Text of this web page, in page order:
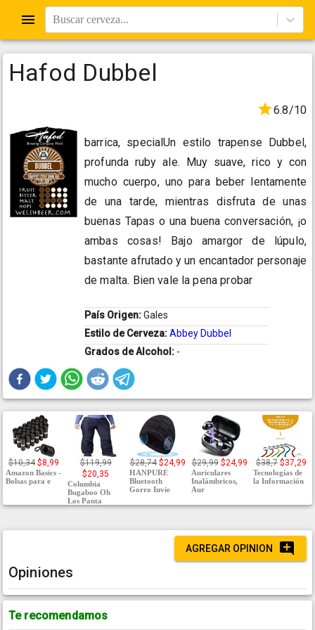
Buscar cerveza...
Hafod Dubbel
6.8/10
barrica, specialUn estilo trapense Dubbel,
profunda ruby ale. Muy suave, rico y con
mucho cuerpo, uno para beber lentamente
de una tarde, mientras disfruta de unas
buenas Tapas o una buena conversación, ¡o
ambas cosas! Bajo amargor de lúpulo,
bastante afrutado y un encantador personaje
de malta. Bien vale la pena probar
País Origen:Gales
Estilo de Cerveza:Abbey Dubbel
Grados de Alcohol: -
$10,34 $8,99
Amazon Basics -
Bolsas para e
$119,99
$20,35
Columbia
Bugaboo Oh
Los Panta
$28,74 $24,99
HANPURE
Bluetooth
Gorro Invie
$29,99 $24,99
Auriculares
Inalámbricos,
Aur
$38,7 $37,29
Tecnologías de
la Información
AGREGAR OPINION
Opiniones
Te recomendamos